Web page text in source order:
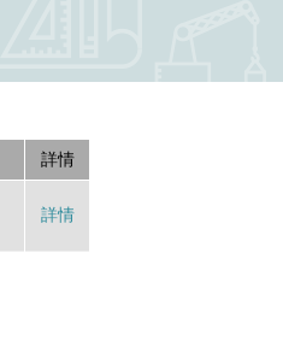
詳情
詳情